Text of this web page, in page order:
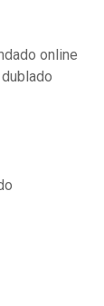
online